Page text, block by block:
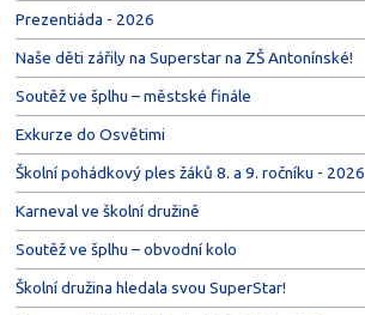
Prezentiáda - 2026
Naše děti zářily na Superstar na ZŠ Antonínské!
Soutěž ve šplhu – městské finále
Exkurze do Osvětimi
Školní pohádkový ples žáků 8. a 9. ročníku - 2026
Karneval ve školní družině
Soutěž ve šplhu – obvodní kolo
Školní družina hledala svou SuperStar!